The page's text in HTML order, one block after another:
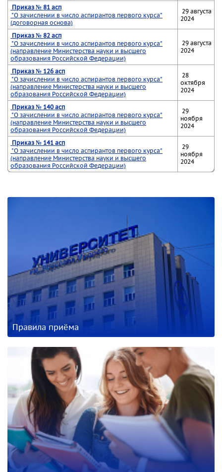
Приказ № 81 асп
"О зачислении в число аспирантов первого курса"
(договорная основа)
29 августа
2024
Приказ № 82 асп
"О зачислении в число аспирантов первого курса"
(направление Министерства науки и высшего
образования Российской Федерации)
29 августа
2024
Приказ № 126 асп
"О зачислении в число аспирантов первого курса"
(направление Министерства науки и высшего
образования Российской Федерации)
28
октября
2024
Приказ № 140 асп
"О зачислении в число аспирантов первого курса"
(направление Министерства науки и высшего
образования Российской Федерации)
29
ноября
2024
Приказ № 141 асп
"О зачислении в число аспирантов первого курса"
(направление Министерства науки и высшего
образования Российской Федерации)
29
ноября
2024
Правила приёма